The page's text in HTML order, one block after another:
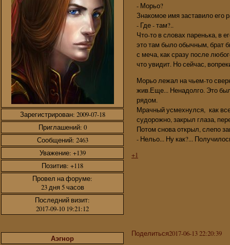
Зарегистрирован: 2009-07-18
Приглашений: 0
Сообщений: 2463
Уважение: +139
Позитив: +118
Провел на форуме:
23 дня 5 часов
Последний визит:
2017-09-10 19:21:12
- Морьо?
Знакомое имя заставило его
- Где - там?..
Что-то в словах паренька, в
это там было обычным, брат
с меча, как сразу после
что увидит. Но сейчас,
Морьо лежал на чьем-то
жив.Еще... Ненадолго. Это
рядом.
Мрачный усмехнулся, как
судорожно, закрыл глаза,
Потом снова открыл, слепо
- Нельо... Ну как?...
+1
Поделиться2017-06-13 22:20:39
Аэгнор